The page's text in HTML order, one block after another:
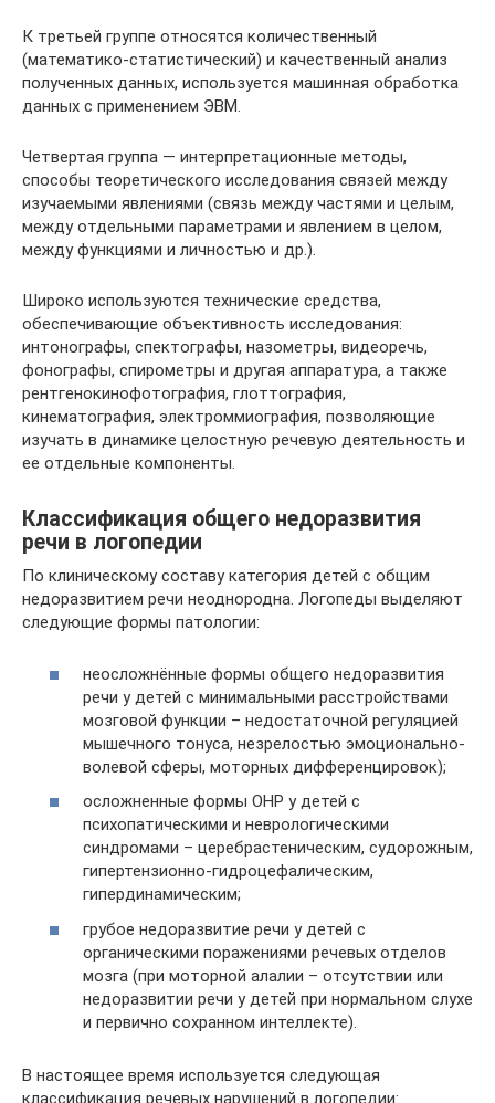
К третьей группе относятся количественный
(математико-статистический) и качественный анализ
полученных данных, используется машинная обработка
данных с применением ЭВМ.
Четвертая группа — интерпретационные методы,
способы теоретического исследования связей между
изучаемыми явлениями (связь между частями и целым,
между отдельными параметрами и явлением в целом,
между функциями и личностью и др.).
Широко используются технические средства,
обеспечивающие объективность исследования:
интонографы, спектографы, назометры, видеоречь,
фонографы, спирометры и другая аппаратура, а также
рентгенокинофотография, глоттография,
кинематография, электроммиография, позволяющие
изучать в динамике целостную речевую деятельность и
ее отдельные компоненты.
Классификация общего недоразвития
речи в логопедии
По клиническому составу категория детей с общим
недоразвитием речи неоднородна. Логопеды выделяют
следующие формы патологии:
неосложнённые формы общего недоразвития
речи у детей с минимальными расстройствами
мозговой функции – недостаточной регуляцией
мышечного тонуса, незрелостью эмоционально-
волевой сферы, моторных дифференцировок);
осложненные формы ОНР у детей с
психопатическими и неврологическими
синдромами – церебрастеническим, судорожным,
гипертензионно-гидроцефалическим,
гипердинамическим;
грубое недоразвитие речи у детей с
органическими поражениями речевых отделов
мозга (при моторной алалии – отсутствии или
недоразвитии речи у детей при нормальном слухе
и первично сохранном интеллекте).
В настоящее время используется следующая
классификация речевых нарушений в логопедии: